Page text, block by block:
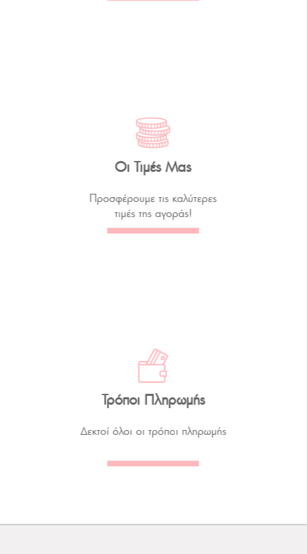
Οι Τιμές Μας
Προσφέρουμε τις καλύτερες
τιμές της αγοράς!
Τρόποι Πληρωμής
Δεκτοί όλοι οι τρόποι πληρωμής